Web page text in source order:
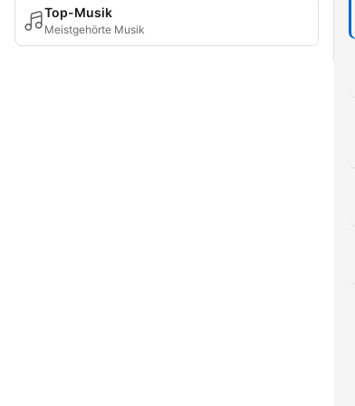
Top-Musik
Meistgehörte Musik